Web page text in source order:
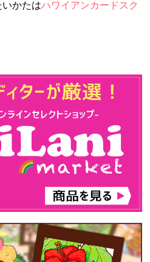
いかたはハワイアンカードスク